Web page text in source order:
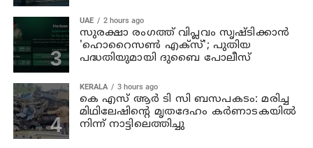
UAE 2 hours ago
സുരക്ഷാ രംഗത്ത് വിപ്ലവം സൃഷ്ടിക്കാന്‍
'ഹൊറൈസണ്‍ എക്‌സ്'; പുതിയ
പദ്ധതിയുമായി ദുബൈ പോലീസ്
KERALA 3 hours ago
കെ എസ് ആര്‍ ടി സി ബസപകടം: മരിച്ച
മിഥിലേഷിന്റെ മൃതദേഹം കര്‍ണാടകയില്‍
നിന്ന് നാട്ടിലെത്തിച്ചു